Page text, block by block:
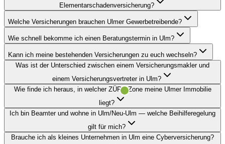
Elementarschadenversicherung?
Welche Versicherungen brauchen Ulmer Gewerbetreibende?
Wie schnell bekomme ich einen Beratungstermin in Ulm?
Kann ich meine bestehenden Versicherungen zu euch wechseln?
Was ist der Unterschied zwischen einem Versicherungsmakler und
einem Versicherungsvertreter in Ulm?
Wie finde ich heraus, in welcher ZÜRS-Zone meine Ulmer Immobilie
liegt?
Ich bin Beamter und wohne in Ulm/Neu-Ulm — welche Beihilferegelung
gilt für mich?
Brauche ich als kleines Unternehmen in Ulm eine Cyberversicherung?